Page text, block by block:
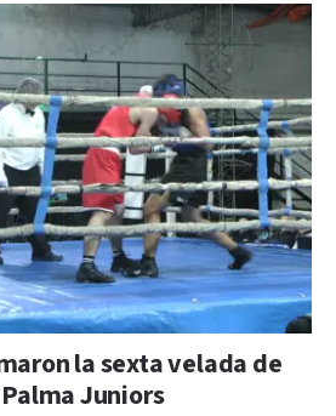
la sexta velada de
Juniors